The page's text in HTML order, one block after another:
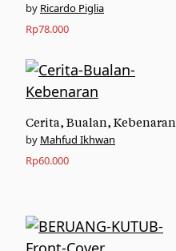
Ricardo Piglia
Rp78.000
Cerita, Bualan, Kebenaran
Mahfud Ikhwan
Rp60.000